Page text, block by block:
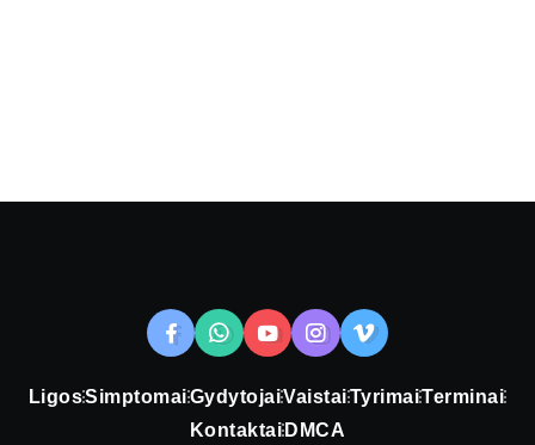
LigosSimptomaiGydytojaiVaistaiTyrimaiTerminai
Kontaktai DMCA